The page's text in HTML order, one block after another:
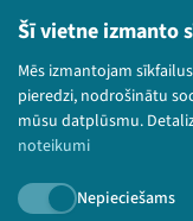
Šī vietne izmanto
Mēs izmantojam
pieredzi, nodrošinātu
mūsu datplūsmu.
noteikumi
Nepieciešams
Lietošanas
Bērnu
© 2026 Sarunu
paturētas.